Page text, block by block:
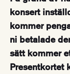
konsert
kommer
ni betalade
sätt kommer
Presentkortet